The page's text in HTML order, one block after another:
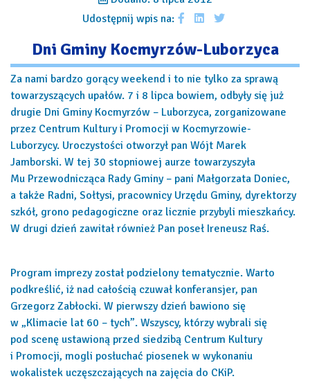
Udostępnij wpis na:
Dni Gminy Kocmyrzów-Luborzyca
Za nami bardzo gorący weekend i to nie tylko za sprawą
towarzyszących upałów. 7 i 8 lipca bowiem, odbyły się już
drugie Dni Gminy Kocmyrzów – Luborzyca, zorganizowane
przez Centrum Kultury i Promocji w Kocmyrzowie-
Luborzycy. Uroczystości otworzył pan Wójt Marek
Jamborski. W tej 30 stopniowej aurze towarzyszyła
Mu Przewodnicząca Rady Gminy – pani Małgorzata Doniec,
a także Radni, Sołtysi, pracownicy Urzędu Gminy, dyrektorzy
szkół, grono pedagogiczne oraz licznie przybyli mieszkańcy.
W drugi dzień zawitał również Pan poseł Ireneusz Raś.
Program imprezy został podzielony tematycznie. Warto
podkreślić, iż nad całością czuwał konferansjer, pan
Grzegorz Zabłocki. W pierwszy dzień bawiono się
w „Klimacie lat 60 – tych”. Wszyscy, którzy wybrali się
pod scenę ustawioną przed siedzibą Centrum Kultury
i Promocji, mogli posłuchać piosenek w wykonaniu
wokalistek uczęszczających na zajęcia do CKiP.